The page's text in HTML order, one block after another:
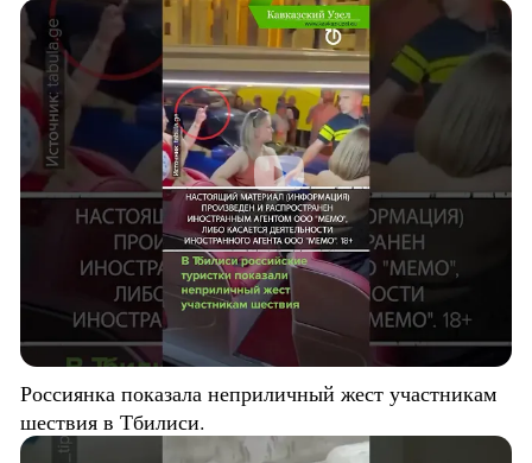
Россиянка показала неприличный жест участникам
шествия в Тбилиси.